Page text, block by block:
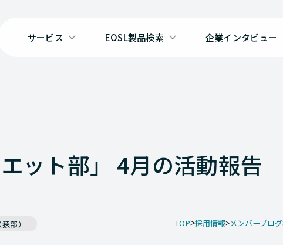
サービス EOSL製品検索 企業インタビュー
ット部」 4月の活動報告
部） TOP 採用情報 メンバーブログ